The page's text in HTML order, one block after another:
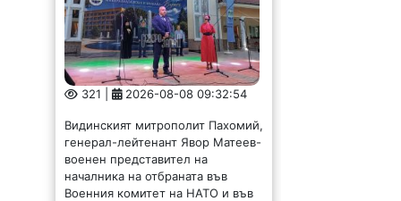
321 | 2026-08-08 09:32:54
Видинският митрополит Пахомий,
генерал-лейтенант Явор Матеев-
военен представител на
началника на отбраната във
Военния комитет на НАТО и във